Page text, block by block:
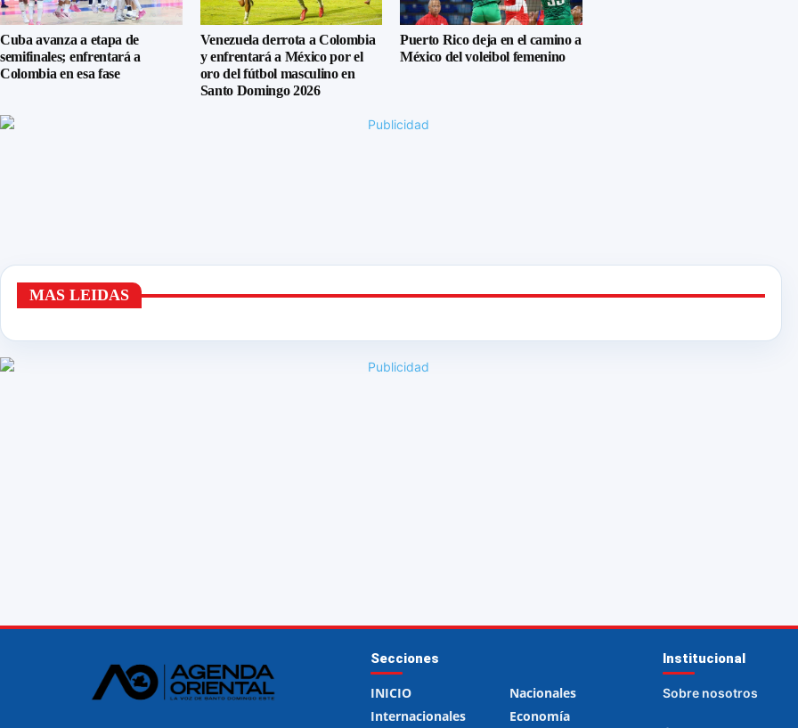
Cuba avanza a etapa de
semifinales; enfrentará a
Colombia en esa fase
Venezuela derrota a Colombia
y enfrentará a México por el
oro del fútbol masculino en
Santo Domingo 2026
Puerto Rico deja en el camino a
México del voleibol femenino
MAS LEIDAS
Secciones
INICIO
Nacionales
Internacionales
Economía
Institucional
Sobre nosotros